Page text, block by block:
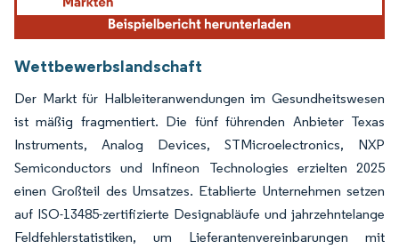
Wettbewerbslandschaft
Der Markt für Halbleiteranwendungen im Gesundheitswesen
ist mäßig fragmentiert. Die fünf führenden Anbieter Texas
Instruments, Analog Devices, STMicroelectronics, NXP
Semiconductors und Infineon Technologies erzielten 2025
einen Großteil des Umsatzes. Etablierte Unternehmen setzen
auf ISO-13485-zertifizierte Designabläufe und jahrzehntelange
Feldfehlerstatistiken, um Lieferantenvereinbarungen mit